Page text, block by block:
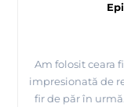
Am folosit ceara
impresionată de
fir de păr în